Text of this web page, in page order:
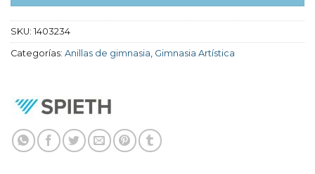
SKU: 1403234
Categorías: Anillas de gimnasia, Gimnasia Artística